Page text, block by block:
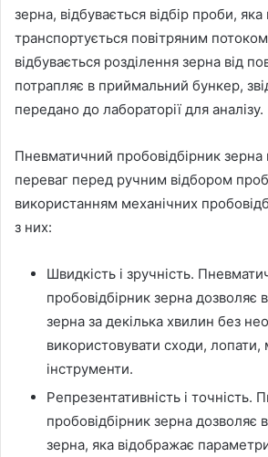
зерна, відбувається відбір проби, яка
транспортується повітряним
відбувається розділення зерна від
потрапляє в приймальний бункер,
передано до лабораторії для аналізу.
Пневматичний пробовідбірник зерна
переваг перед ручним відбором
використанням механічних
з них:
Швидкість і зручність.
пробовідбірник зерна дозволяє
зерна за декілька хвилин без
використовувати сходи, лопати,
інструменти.
Репрезентативність і точність.
пробовідбірник зерна дозволяє
зерна, яка відображає параметри